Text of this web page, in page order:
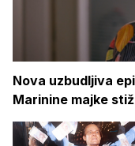
Nova uzbudljiva
Marinine majke